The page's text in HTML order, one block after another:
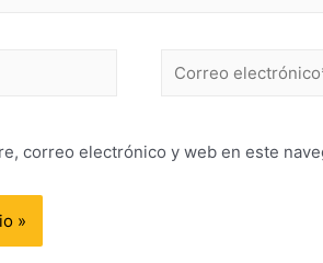
correo electrónico y web en este